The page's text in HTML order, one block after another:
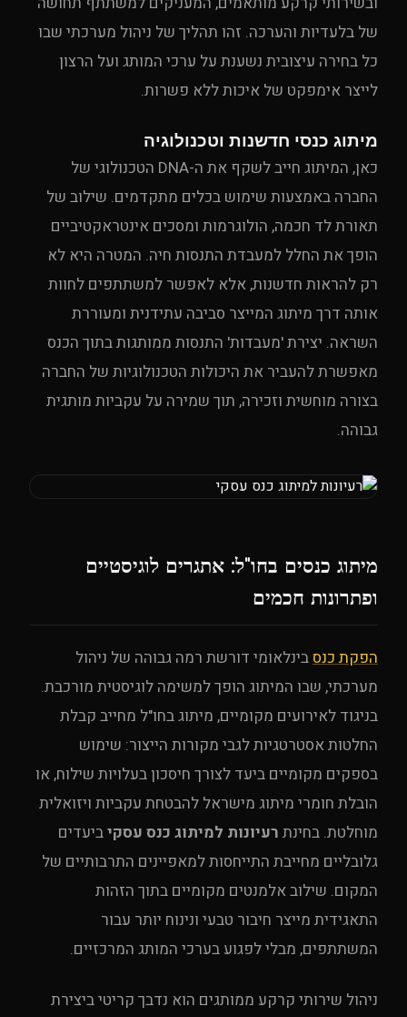
של בלעדיות והערכה. זהו תהליך של ניהול מערכתי שבו
כל בחירה עיצובית נשענת על ערכי המותג ועל הרצון
לייצר אימפקט של איכות ללא פשרות.
מיתוג כנסי חדשנות וטכנולוגיה
כאן, המיתוג חייב לשקף את ה-DNA הטכנולוגי של
החברה באמצעות שימוש בכלים מתקדמים. שילוב של
תאורת לד חכמה, הולוגרמות ומסכים אינטראקטיביים
הופך את החלל למעבדת התנסות חיה. המטרה היא לא
רק להראות חדשנות, אלא לאפשר למשתתפים לחוות
אותה דרך מיתוג המייצר סביבה עתידנית ומעוררת
השראה. יצירת 'מעבדות' התנסות ממותגות בתוך הכנס
מאפשרת להעביר את היכולות הטכנולוגיות של החברה
בצורה מוחשית וזכירה, תוך שמירה על עקביות מותגית
גבוהה.
מיתוג כנסים בחו"ל: אתגרים לוגיסטיים
ופתרונות חכמים
הפקת כנסבינלאומי דורשת רמה גבוהה של ניהול
מערכתי, שבו המיתוג הופך למשימה לוגיסטית מורכבת.
בניגוד לאירועים מקומיים, מיתוג בחו"ל מחייב קבלת
החלטות אסטרטגיות לגבי מקורות הייצור: שימוש
בספקים מקומיים ביעד לצורך חיסכון בעלויות שילוח, או
הובלת חומרי מיתוג מישראל להבטחת עקביות ויזואלית
מוחלטת. בחינת רעיונות למיתוג כנס עסקיביעדים
גלובליים מחייבת התייחסות למאפיינים התרבותיים של
המקום. שילוב אלמנטים מקומיים בתוך הזהות
התאגידית מייצר חיבור טבעי ונינוח יותר עבור
המשתתפים, מבלי לפגוע בערכי המותג המרכזיים.
ניהול שירותי קרקע ממותגים הוא נדבך קריטי ביצירת